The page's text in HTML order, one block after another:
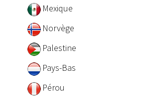
Mexique
Norvège
Palestine
Pays-Bas
Pérou